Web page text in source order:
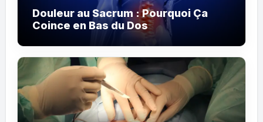
Douleur au Sacrum : Pourquoi Ça
Coince en Bas du Dos